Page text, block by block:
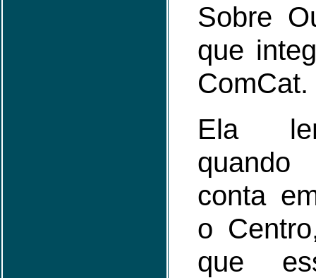
Sobre
que
ComCat.
Ela
conta
o
que